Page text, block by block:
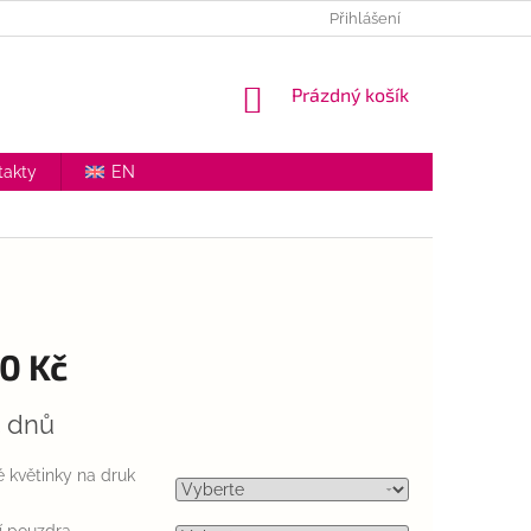
VŠEOBECNÉ OBCHODNÍ
Přihlášení
NÁKUPNÍ
Prázdný košík
EN
Kč
dnů
květinky na druk